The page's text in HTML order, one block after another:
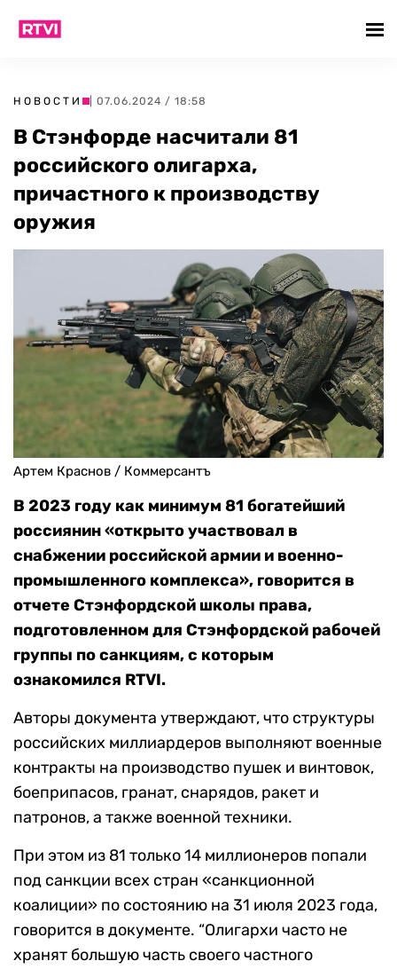
НОВОСТИ | 07.06.2024 / 18:58
В Стэнфорде насчитали 81
российского олигарха,
причастного к производству
оружия
Артем Краснов / Коммерсантъ
В 2023 году как минимум 81 богатейший
россиянин «открыто участвовал в
снабжении российской армии и военно-
промышленного комплекса», говорится в
отчете Стэнфордской школы права,
подготовленном для Стэнфордской рабочей
группы по санкциям, с которым
ознакомился RTVI.
Авторы документа утверждают, что структуры
российских миллиардеров выполняют военные
контракты на производство пушек и винтовок,
боеприпасов, гранат, снарядов, ракет и
патронов, а также военной техники.
При этом из 81 только 14 миллионеров попали
под санкции всех стран «санкционной
коалиции» по состоянию на 31 июля 2023 года,
говорится в документе. “Олигархи часто не
хранят большую часть своего частного